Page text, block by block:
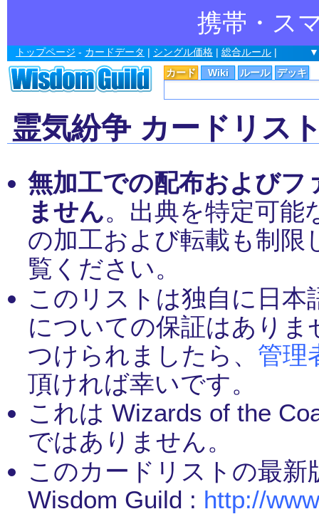
携帯・ス
カード Wiki ルール デッキ
トップページ - カードデータ | シングル価格 | 総合ルール |
霊気紛争 カードリス
無加工での配布およびフ
ません。出典を特定可能
の加工および転載も制限
覧ください。
このリストは独自に日
についての保証はあり
つけられましたら、 管理
頂ければ幸いです。
これは Wizards of the
ではありません。
このカードリストの最
Wisdom Guild : http://